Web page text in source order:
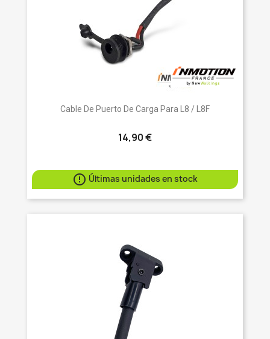
Cable De Puerto De Carga Para L8 / L8F
14,90 €
 Últimas unidades en stock